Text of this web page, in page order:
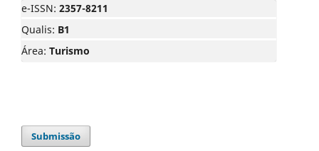
e-ISSN: 2357-8211
Qualis: B1
Área: Turismo
Submissão